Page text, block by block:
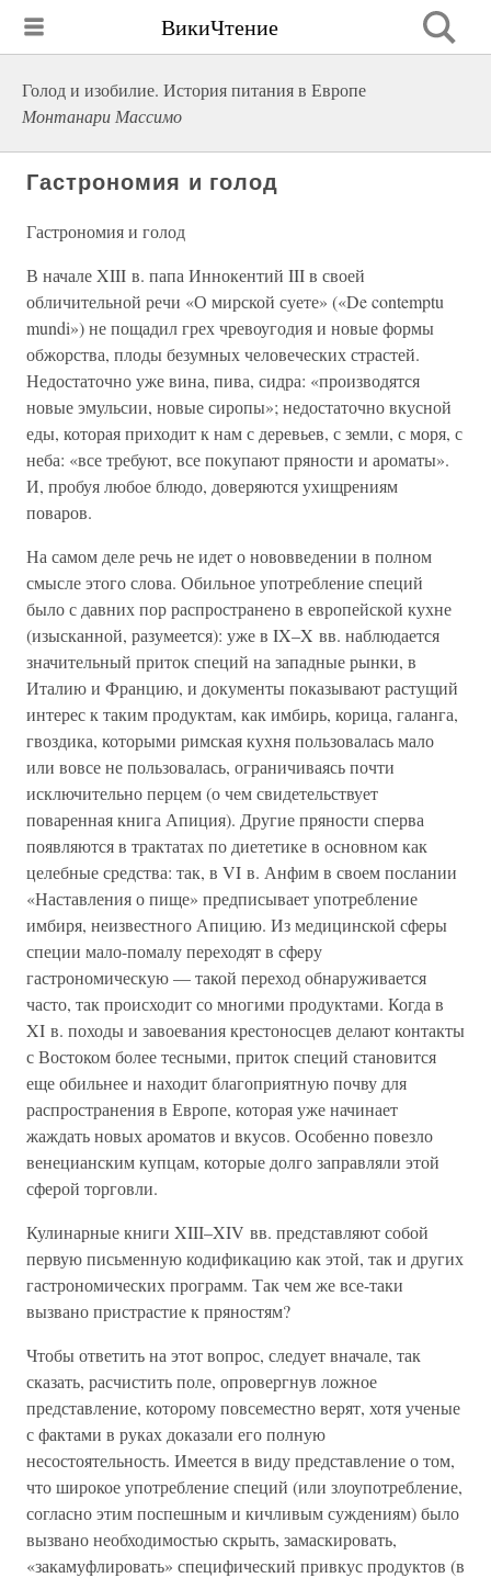
ВикиЧтение
Голод и изобилие. История питания в Европе
Монтанари Массимо
Гастрономия и голод
Гастрономия и голод
В начале XIII в. папа Иннокентий III в своей
обличительной речи «О мирской суете» («De contemptu
mundi») не пощадил грех чревоугодия и новые формы
обжорства, плоды безумных человеческих страстей.
Недостаточно уже вина, пива, сидра: «производятся
новые эмульсии, новые сиропы»; недостаточно вкусной
еды, которая приходит к нам с деревьев, с земли, с моря, с
неба: «все требуют, все покупают пряности и ароматы».
И, пробуя любое блюдо, доверяются ухищрениям
поваров.
На самом деле речь не идет о нововведении в полном
смысле этого слова. Обильное употребление специй
было с давних пор распространено в европейской кухне
(изысканной, разумеется): уже в IX–X вв. наблюдается
значительный приток специй на западные рынки, в
Италию и Францию, и документы показывают растущий
интерес к таким продуктам, как имбирь, корица, галанга,
гвоздика, которыми римская кухня пользовалась мало
или вовсе не пользовалась, ограничиваясь почти
исключительно перцем (о чем свидетельствует
поваренная книга Апиция). Другие пряности сперва
появляются в трактатах по диететике в основном как
целебные средства: так, в VI в. Анфим в своем послании
«Наставления о пище» предписывает употребление
имбиря, неизвестного Апицию. Из медицинской сферы
специи мало-помалу переходят в сферу
гастрономическую — такой переход обнаруживается
часто, так происходит со многими продуктами. Когда в
XI в. походы и завоевания крестоносцев делают контакты
с Востоком более тесными, приток специй становится
еще обильнее и находит благоприятную почву для
распространения в Европе, которая уже начинает
жаждать новых ароматов и вкусов. Особенно повезло
венецианским купцам, которые долго заправляли этой
сферой торговли.
Кулинарные книги XIII–XIV вв. представляют собой
первую письменную кодификацию как этой, так и других
гастрономических программ. Так чем же все-таки
вызвано пристрастие к пряностям?
Чтобы ответить на этот вопрос, следует вначале, так
сказать, расчистить поле, опровергнув ложное
представление, которому повсеместно верят, хотя ученые
с фактами в руках доказали его полную
несостоятельность. Имеется в виду представление о том,
что широкое употребление специй (или злоупотребление,
согласно этим поспешным и кичливым суждениям) было
вызвано необходимостью скрыть, замаскировать,
«закамуфлировать» специфический привкус продуктов (в